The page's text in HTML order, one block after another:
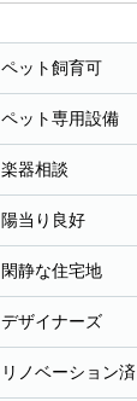
ペット飼育可
ペット専用設備
楽器相談
陽当り良好
閑静な住宅地
デザイナーズ
リノベーション済